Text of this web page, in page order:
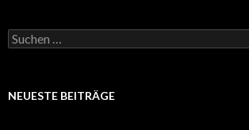
Suchen
nach:
NEUESTE BEITRÄGE